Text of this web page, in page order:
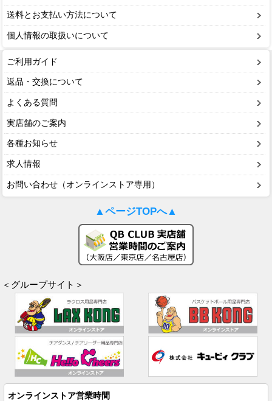
送料とお支払い方法について
個人情報の取扱いについて
ご利用ガイド
返品・交換について
よくある質問
実店舗のご案内
各種お知らせ
求人情報
お問い合わせ（オンラインストア専用）
▲ページTOPへ▲
＜グループサイト＞
オンラインストア営業時間